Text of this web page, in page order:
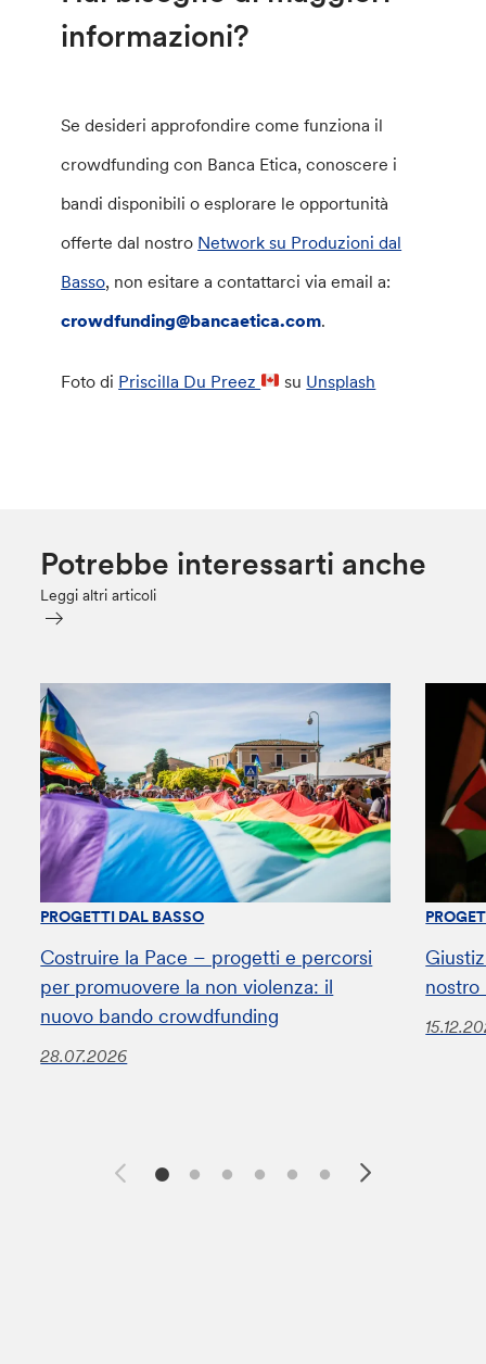
informazioni?
Se desideri approfondire come funziona il
crowdfunding con Banca Etica, conoscere i
bandi disponibili o esplorare le opportunità
offerte dal nostro Network su Produzioni dal
Basso, non esitare a contattarci via email a:
crowdfunding@bancaetica.com.
Foto di Priscilla Du Preez su Unsplash
Potrebbe interessarti anche
Leggi altri articoli
PROGETTI DAL BASSO
Costruire la Pace – progetti e percorsi
per promuovere la non violenza: il
nuovo bando crowdfunding
28.07.2026